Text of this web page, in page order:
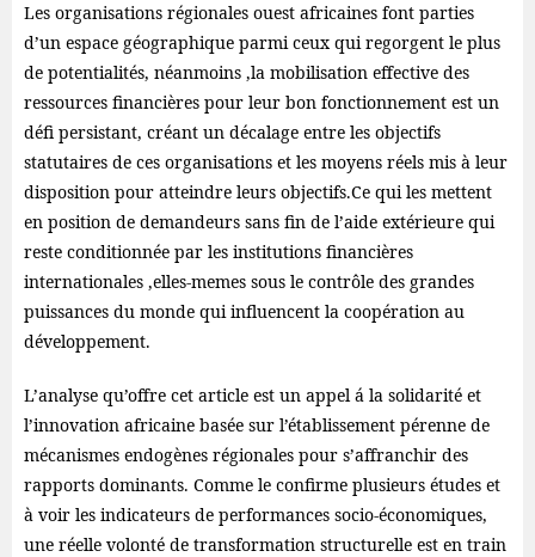
Les organisations régionales ouest africaines font parties
d’un espace géographique parmi ceux qui regorgent le plus
de potentialités, néanmoins ,la mobilisation effective des
ressources financières pour leur bon fonctionnement est un
défi persistant, créant un décalage entre les objectifs
statutaires de ces organisations et les moyens réels mis à leur
disposition pour atteindre leurs objectifs.Ce qui les mettent
en position de demandeurs sans fin de l’aide extérieure qui
reste conditionnée par les institutions financières
internationales ,elles-memes sous le contrôle des grandes
puissances du monde qui influencent la coopération au
développement.
L’analyse qu’offre cet article est un appel á la solidarité et
l’innovation africaine basée sur l’établissement pérenne de
mécanismes endogènes régionales pour s’affranchir des
rapports dominants. Comme le confirme plusieurs études et
à voir les indicateurs de performances socio-économiques,
une réelle volonté de transformation structurelle est en train